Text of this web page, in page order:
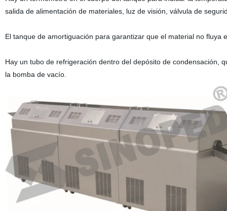
salida de alimentación de materiales, luz de visión, válvula de
El tanque de amortiguación para garantizar que el material no
Hay un tubo de refrigeración dentro del depósito de condensación,
la bomba de vacío.